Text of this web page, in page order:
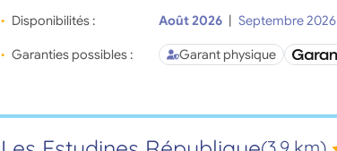
Disponibilités :
Août 2026 | Septembre 2026
Garanties possibles : Garant physique